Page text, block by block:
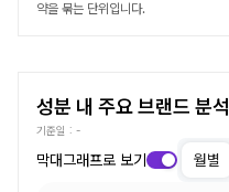
약을 묶는 단위입니다.
성분 내 주요 브랜드 분석
기준일 : -
막대그래프로 보기 월별